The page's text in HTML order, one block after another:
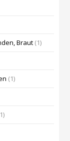
Braut (1)
(1)